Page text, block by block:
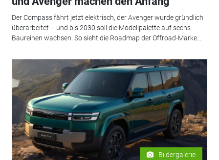
Der Compass fährt jetzt elektrisch, der Avenger wurde gründlich
überarbeitet – und bis 2030 soll die Modellpalette auf sechs
Baureihen wachsen. So sieht die Roadmap der Offroad-Marke...
Bildergalerie